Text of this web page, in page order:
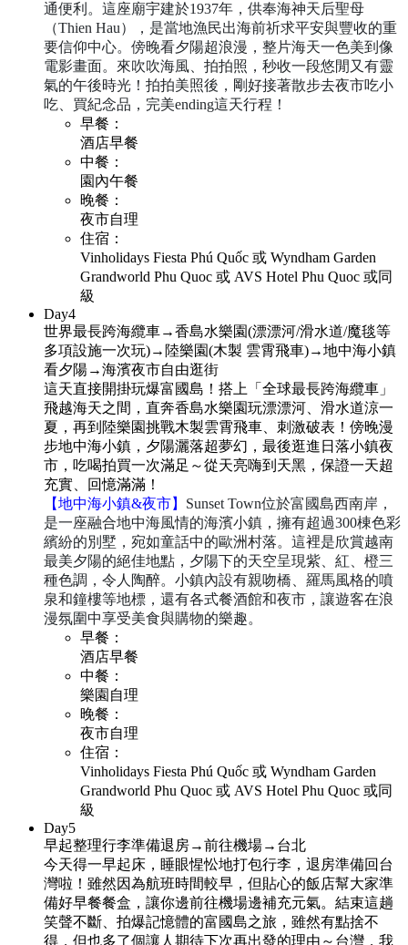
通便利。​這座廟宇建於1937年，供奉海神天后聖母
（Thien Hau），是當地漁民出海前祈求平安與豐收的重
要信仰中心。 傍晚看夕陽超浪漫，整片海天一色美到像
電影畫面。來吹吹海風、拍拍照，秒收一段悠閒又有靈
氣的午後時光！拍拍美照後，剛好接著散步去夜市吃小
吃、買紀念品，完美ending這天行程！
早餐：
酒店早餐
中餐：
園內午餐
晚餐：
夜市自理
住宿：
Vinholidays Fiesta Phú Quốc 或 Wyndham Garden
Grandworld Phu Quoc 或 AVS Hotel Phu Quoc 或同
級
Day4
世界最長跨海纜車→香島水樂園(漂漂河/滑水道/魔毯等
多項設施一次玩)→陸樂園(木製 雲霄飛車)→地中海小鎮
看夕陽→海濱夜市自由逛街
這天直接開掛玩爆富國島！搭上「全球最長跨海纜車」
飛越海天之間，直奔香島水樂園玩漂漂河、滑水道涼一
夏，再到陸樂園挑戰木製雲霄飛車、刺激破表！傍晚漫
步地中海小鎮，夕陽灑落超夢幻，最後逛進日落小鎮夜
市，吃喝拍買一次滿足～從天亮嗨到天黑，保證一天超
充實、回憶滿滿！
【地中海小鎮&夜市】 Sunset Town位於富國島西南岸，
是一座融合地中海風情的海濱小鎮，擁有超過300棟色彩
繽紛的別墅，宛如童話中的歐洲村落。 這裡是欣賞越南
最美夕陽的絕佳地點，夕陽下的天空呈現紫、紅、橙三
種色調，令人陶醉。 小鎮內設有親吻橋、羅馬風格的噴
泉和鐘樓等地標，還有各式餐酒館和夜市，讓遊客在浪
漫氛圍中享受美食與購物的樂趣。
早餐：
酒店早餐
中餐：
樂園自理
晚餐：
夜市自理
住宿：
Vinholidays Fiesta Phú Quốc 或 Wyndham Garden
Grandworld Phu Quoc 或 AVS Hotel Phu Quoc 或同
級
Day5
早起整理行李準備退房→前往機場→台北
今天得一早起床，睡眼惺忪地打包行李，退房準備回台
灣啦！雖然因為航班時間較早，但貼心的飯店幫大家準
備好早餐餐盒，讓你邊前往機場邊補充元氣。結束這趟
笑聲不斷、拍爆記憶體的富國島之旅，雖然有點捨不
得，但也多了個讓人期待下次再出發的理由～台灣，我